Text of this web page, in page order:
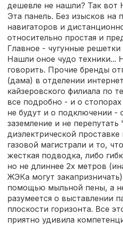
дешевле не нашли? Так вот
Эта панель. Без изысков на
навигаторов и
относительно простая и
Главное - чугунные решетки
Нашли оное чудо техники...
говорить. Прочие бренды
(дама) в отделении
кайзеровского филиала по
все подробно - и о
не будут и о подключении -
заземление и не
диэлектрической
газовой магистрали и то,
жесткая подводка, либо
но не длиннее 2х метров
ЖЭКа могут
помощью мыльной пены, а
разумеется о выставлении
плоскости горизонта. Все
приятно удивила